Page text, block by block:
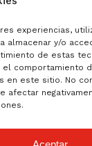
experiencias,
almacenar y/o
de estas
comportamiento
en este sitio. No
afectar